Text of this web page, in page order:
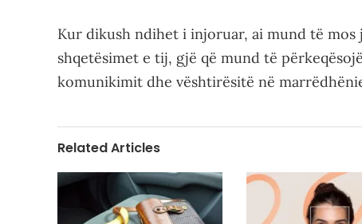
Kur dikush ndihet i injoruar, ai mund të mos
shqetësimet e tij, gjë që mund të
komunikimit dhe vështirësitë në
Related Articles